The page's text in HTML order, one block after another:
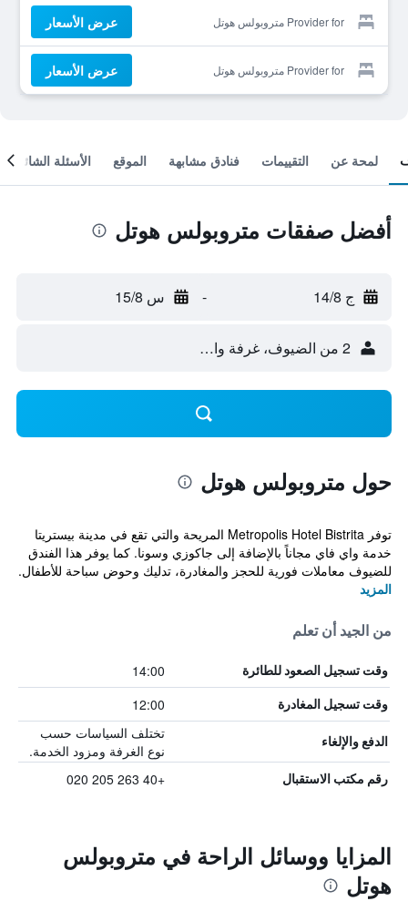
Provider for متروبولس هوتل عرض الأسعار
Provider for متروبولس هوتل عرض الأسعار
لمحة عن التقييمات فنادق مشابهة الموقع الأسئلة الشائعة
أفضل صفقات متروبولس هوتل
ج 14/8 - س 15/8
2 من الضيوف، غرفة واحدة
حول متروبولس هوتل
توفر Metropolis Hotel Bistrita المريحة والتي تقع في مدينة بيستريتا
خدمة واي فاي مجاناً بالإضافة إلى جاكوزي وسونا. كما يوفر هذا الفندق
للضيوف معاملات فورية للحجز والمغادرة، تدليك وحوض سباحة للأطفال.
المزيد
من الجيد أن تعلم
وقت تسجيل الصعود للطائرة 14:00
وقت تسجيل المغادرة 12:00
الدفع والإلغاء
تختلف السياسات حسب
نوع الغرفة ومزود الخدمة.
رقم مكتب الاستقبال +40 263 205 020
المزايا ووسائل الراحة في متروبولس
هوتل